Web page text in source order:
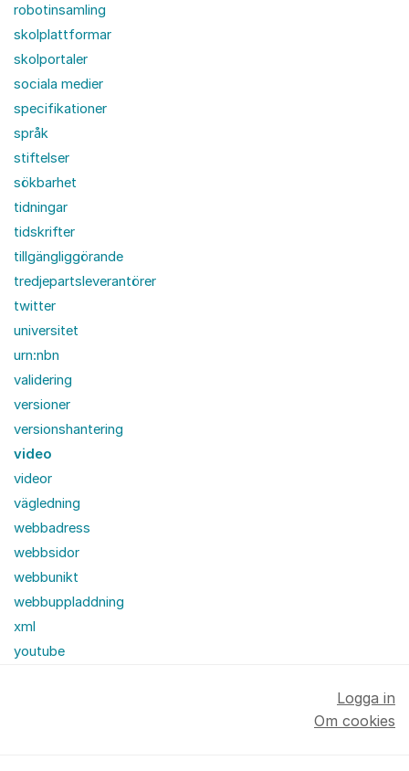
robotinsamling
skolplattformar
skolportaler
sociala medier
specifikationer
språk
stiftelser
sökbarhet
tidningar
tidskrifter
tillgängliggörande
tredjepartsleverantörer
twitter
universitet
urn:nbn
validering
versioner
versionshantering
video
videor
vägledning
webbadress
webbsidor
webbunikt
webbuppladdning
xml
youtube
Logga in
Om cookies